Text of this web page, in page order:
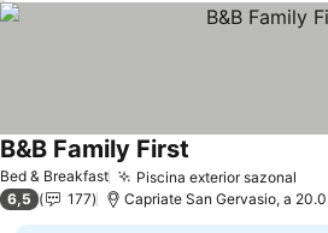
Bed & Breakfast Piscina exterior sazonal
B&B Family First
6,5 177 Capriate San Gervasio, a